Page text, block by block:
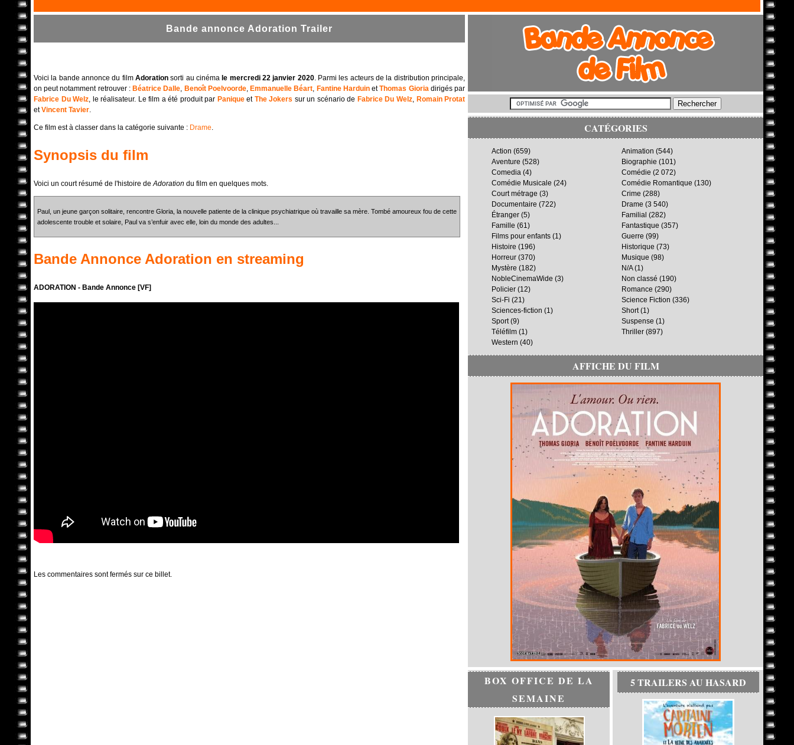
Bande annonce Adoration Trailer
Voici la bande annonce du film Adoration sorti au cinéma le mercredi 22 janvier 2020. Parmi les acteurs de la distribution principale,
on peut notamment retrouver : Béatrice Dalle, Benoît Poelvoorde, Emmanuelle Béart, Fantine HarduinetThomas Gioriadirigés par
Fabrice Du Welz, le réalisateur. Le film a été produit par Paniqueet The Jokers sur un scénario de Fabrice Du Welz, Romain Protat
etVincent Tavier.
Ce film est à classer dans la catégorie suivante : Drame.
Synopsis du film
Voici un court résumé de l'histoire deAdoration du film en quelques mots.
Paul, un jeune garçon solitaire, rencontre Gloria, la nouvelle patiente de la clinique psychiatrique où travaille sa mère. Tombé amoureux fou de cette
adolescente trouble et solaire, Paul va s’enfuir avec elle, loin du monde des adultes...
Bande Annonce Adoration en streaming
ADORATION - Bande Annonce [VF]
Les commentaires sont fermés sur ce billet.
CATÉGORIES
Action (659) Animation (544)
Aventure (528) Biographie (101)
Comedia (4) Comédie (2 072)
Comédie Musicale (24) Comédie Romantique (130)
Court métrage (3) Crime (288)
Documentaire (722) Drame (3 540)
Étranger (5) Familial (282)
Famille (61) Fantastique (357)
Films pour enfants (1) Guerre (99)
Histoire (196) Historique (73)
Horreur (370) Musique (98)
Mystère (182) N/A(1)
NobleCinemaWide (3) Non classé (190)
Policier (12) Romance (290)
Sci-Fi (21) Science Fiction (336)
Sciences-fiction (1) Short(1)
Sport(9) Suspense (1)
Téléfilm (1) Thriller (897)
Western (40)
AFFICHE DU FILM
BOX OFFICE DE LA
SEMAINE
5 TRAILERS AU HASARD